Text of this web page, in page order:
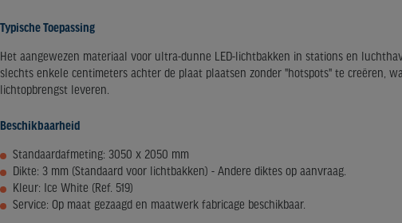
Typische Toepassing
Het aangewezen materiaal voor ultra-dunne LED-lichtbakken in stations en
slechts enkele centimeters achter de plaat plaatsen zonder "hotspots" te creëren,
lichtopbrengst leveren.
Beschikbaarheid
Standaardafmeting: 3050 x 2050 mm
Dikte: 3 mm (Standaard voor lichtbakken) - Andere diktes op aanvraag.
Kleur: Ice White (Ref. 519)
Service: Op maat gezaagd en maatwerk fabricage beschikbaar.